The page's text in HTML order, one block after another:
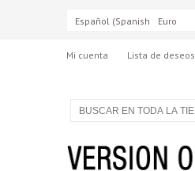
Español (Spanish) Euro
Mi cuenta Lista de deseos